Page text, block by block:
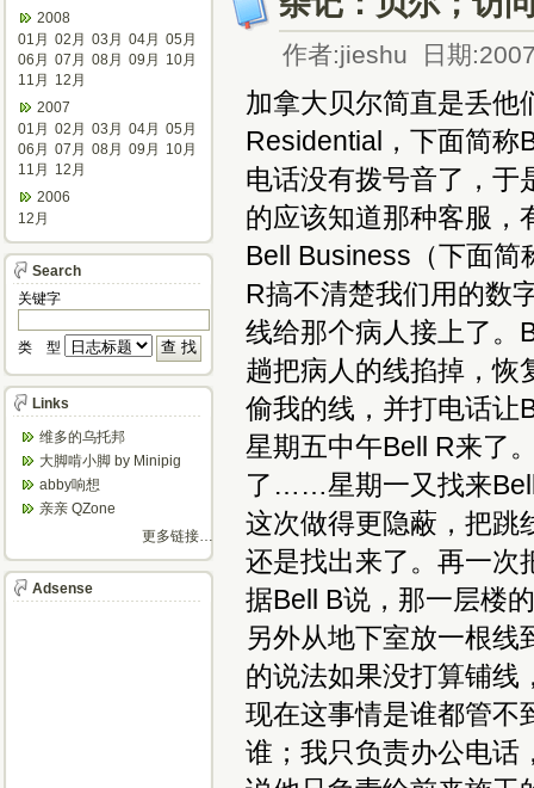
作者:jieshu 日期
加拿大贝尔简直是丢他
Residential，下面简称
电话没有拨号音了，于
的应该知道那种客服，
Bell Business（下面简
R搞不清楚我们用的数
线给那个病人接上了。
趟把病人的线掐掉，恢
偷我的线，并打电话让
星期五中午Bell R来了
了……星期一又找来
这次做得更隐蔽，把
还是找出来了。再一
据Bell B说，那一层楼
另外从地下室放一根线
的说法如果没打算铺线
现在这事情是谁都管不
谁；我只负责办公电话
2008
01月 02月 03月 04月 05月
06月 07月 08月 09月
10月
11月
12月
2007
01月 02月 03月 04月 05月
06月 07月 08月 09月
10月
11月
12月
2006
12月
Search
关键字
类 型
Links
维多的乌托邦
大脚啃小脚 by Minipig
abby响想
亲亲 QZone
更多链接…
Adsense